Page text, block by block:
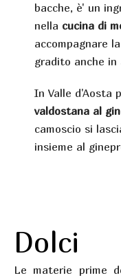
bacche, è' un
nella cucina di
accompagnare la
gradito anche in
In Valle d'Aosta
valdostana al
camoscio si
insieme al
Dolci
Le materie prime